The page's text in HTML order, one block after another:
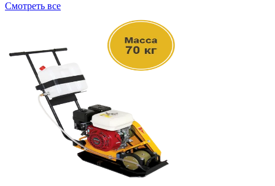
Смотреть все